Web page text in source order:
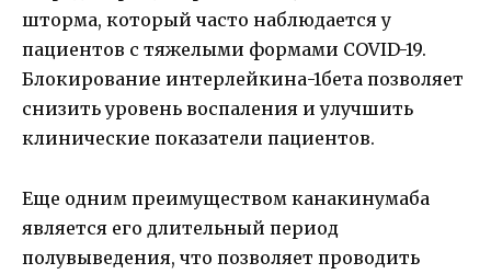
шторма, который часто наблюдается у
пациентов с тяжелыми формами COVID-19.
Блокирование интерлейкина-1бета позволяет
снизить уровень воспаления и улучшить
клинические показатели пациентов.
Еще одним преимуществом канакинумаба
является его длительный период
полувыведения, что позволяет проводить